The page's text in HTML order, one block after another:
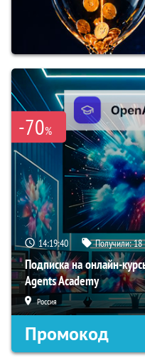
-70%
14:19:39 Получили:18
Подписка на онлайн-
Agents Academy
Россия
Промокод